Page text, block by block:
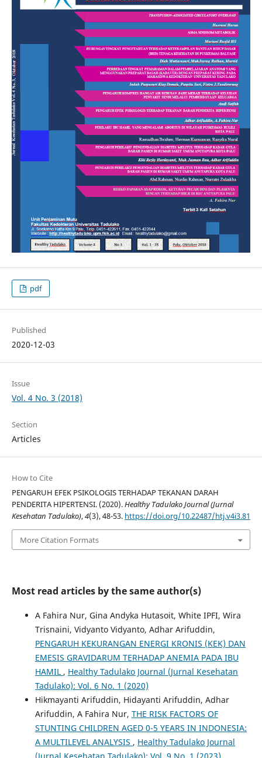
pdf
Published
2020-12-03
Issue
Vol. 4 No. 3 (2018)
Section
Articles
How to Cite
PENGARUH EFEK PSIKOLOGIS TERHADAP TEKANAN DARAH
PENDERITA HIPERTENSI. (2020).Healthy Tadulako Journal (Jurnal
Kesehatan Tadulako),4(3), 48-53. https://doi.org/10.22487/htj.v4i3.81
More Citation Formats
Most read articles by the same author(s)
A Fahira Nur, Gina Andyka Hutasoit, White IPFI, Wira
Trisnaini, Vidyanto Vidyanto, Adhar Arifuddin,
PENGARUH KEKURANGAN ENERGI KRONIS (KEK) DAN
EMESIS GRAVIDARUM TERHADAP ANEMIA PADA IBU
HAMIL , Healthy Tadulako Journal (Jurnal Kesehatan
Tadulako): Vol. 6 No. 1 (2020)
Hikmayanti Arifuddin, Hidayanti Arifuddin, Adhar
Arifuddin, A Fahira Nur, THE RISK FACTORS OF
STUNTING CHILDREN AGED 0-5 YEARS IN INDONESIA:
A MULTILEVEL ANALYSIS , Healthy Tadulako Journal